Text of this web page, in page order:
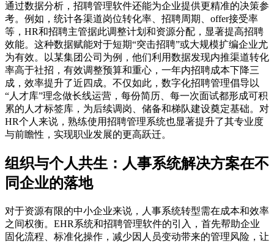
通过数据分析，招聘管理软件还能为企业提供更精准的决策参
考。例如，统计各渠道岗位转化率、招聘周期、offer接受率
等，HR和招聘主管据此调整计划和资源分配，显著提高招聘
效能。这种数据赋能对于短期“突击招聘”或大规模扩编企业尤
为有效。以某集团公司为例，他们利用数据发现内推渠道转化
率高于社招，有效调整预算和重心，一年内招聘成本下降三
成，效率提升了近四成。不仅如此，数字化招聘管理倡导以
“人才库”理念做长线运营，每份简历、每一次面试都形成可积
累的人才标签库，为后续调岗、储备和梯队建设奠定基础。对
HR个人来说，熟练使用招聘管理系统也显著提升了其专业度
与前瞻性，实现职业发展的更高跃迁。
组织与个人共生：人事系统解决方案在不
同企业的落地
对于资源有限的中小企业来说，人事系统转型需在成本和效率
之间权衡。EHR系统和招聘管理软件的引入，首先帮助企业
固化流程、标准化操作，减少因人员变动带来的管理风险，让